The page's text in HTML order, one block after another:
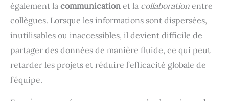
également la communication et la collaboration entre
collègues. Lorsque les informations sont dispersées,
inutilisables ou inaccessibles, il devient difficile de
partager des données de manière fluide, ce qui peut
retarder les projets et réduire l’efficacité globale de
l’équipe.